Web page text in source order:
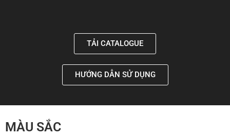
TẢI CATALOGUE
HƯỚNG DẪN SỬ DỤNG
MÀU SẮC